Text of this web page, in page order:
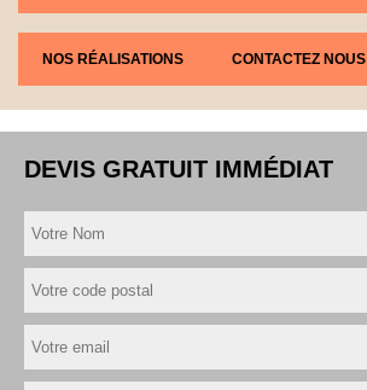
NOS RÉALISATIONS CONTACTEZ NOUS
DEVIS GRATUIT IMMÉDIAT